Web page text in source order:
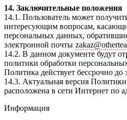
14. Заключительные положения
14.1. Пользователь может
интересующим вопросам,
персональных данных,
электронной почты
14.2. В данном документе будут
политики обработки
Политика действует бессрочно
14.3. Актуальная версия
расположена в сети Интернет по
Информация